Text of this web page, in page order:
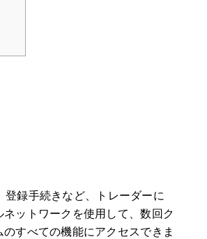
録手続きなど、トレーダーに
ットワークを使用して、数回ク
すべての機能にアクセスできま